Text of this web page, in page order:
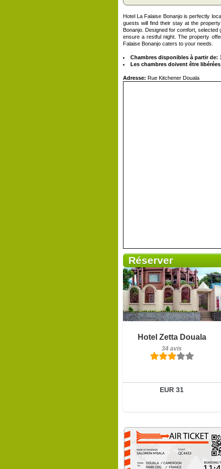
Hotel La Falaise Bonanjo is perfectly
guests will find their stay at the
Bonanjo. Designed for comfort,
ensure a restful night. The property
Falaise Bonanjo caters to your needs.
Chambres disponibles à partir de:
Les chambres doivent être
Adresse: Rue Kitchener Douala
Réserver
Hotel Zetta Douala
34 avis
EUR 31
34 avis
Détails
Réserver